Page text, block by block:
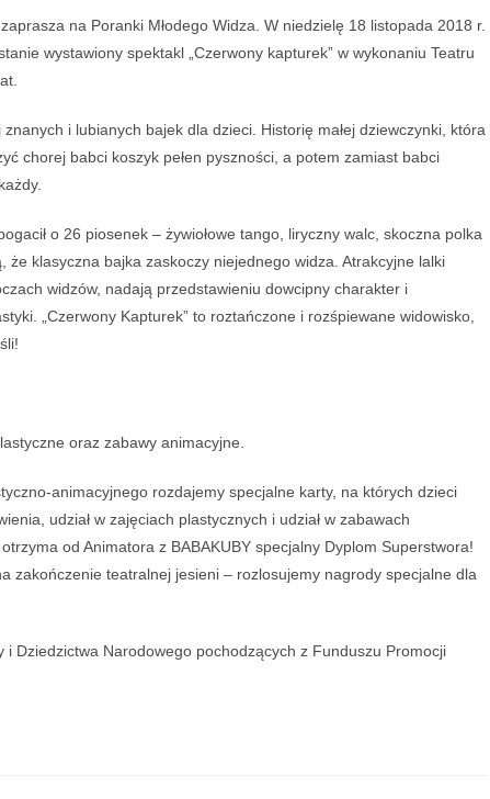
na Poranki Młodego Widza. W niedzielę 18 listopada 2018 r.
wystawiony spektakl „Czerwony kapturek” w wykonaniu Teatru
i lubianych bajek dla dzieci. Historię małej dziewczynki, która
chorej babci koszyk pełen pyszności, a potem zamiast babci
o 26 piosenek – żywiołowe tango, liryczny walc, skoczna polka
klasyczna bajka zaskoczy niejednego widza. Atrakcyjne lalki
widzów, nadają przedstawieniu dowcipny charakter i
„Czerwony Kapturek” to roztańczone i rozśpiewane widowisko,
oraz zabawy animacyjne.
animacyjnego rozdajemy specjalne karty, na których dzieci
udział w zajęciach plastycznych i udział w zabawach
od Animatora z BABAKUBY specjalny Dyplom Superstwora!
zakończenie teatralnej jesieni – rozlosujemy nagrody specjalne dla
Dziedzictwa Narodowego pochodzących z Funduszu Promocji